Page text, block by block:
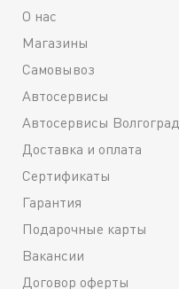
О нас
Магазины
Самовывоз
Автосервисы
Автосервисы Волгоград
Доставка и оплата
Сертификаты
Гарантия
Подарочные карты
Вакансии
Договор оферты